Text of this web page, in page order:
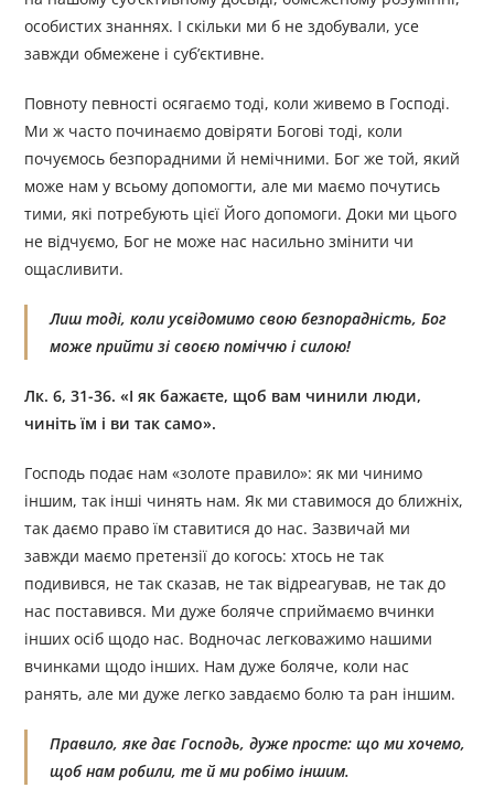
особистих знаннях. І скільки ми б не здобували, усе
завжди обмежене і суб’єктивне.
Повноту певності осягаємо тоді, коли живемо в Господі.
Ми ж часто починаємо довіряти Богові тоді, коли
почуємось безпорадними й немічними. Бог же той, який
може нам у всьому допомогти, але ми маємо почутись
тими, які потребують цієї Його допомоги. Доки ми цього
не відчуємо, Бог не може нас насильно змінити чи
ощасливити.
Лиш тоді, коли усвідомимо свою безпорадність, Бог
може прийти зі своєю поміччю і силою!
Лк. 6, 31-36. «І як бажаєте, щоб вам чинили люди,
чиніть їм і ви так само».
Господь подає нам «золоте правило»: як ми чинимо
іншим, так інші чинять нам. Як ми ставимося до ближніх,
так даємо право їм ставитися до нас. Зазвичай ми
завжди маємо претензії до когось: хтось не так
подивився, не так сказав, не так відреагував, не так до
нас поставився. Ми дуже боляче сприймаємо вчинки
інших осіб щодо нас. Водночас легковажимо нашими
вчинками щодо інших. Нам дуже боляче, коли нас
ранять, але ми дуже легко завдаємо болю та ран іншим.
Правило, яке дає Господь, дуже просте: що ми хочемо,
щоб нам робили, те й ми робімо іншим.